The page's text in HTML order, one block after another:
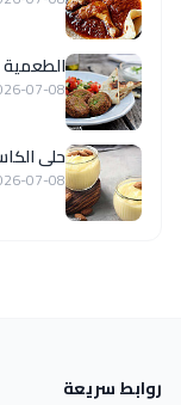
07-08
حلى
07-08
روابط سريعة